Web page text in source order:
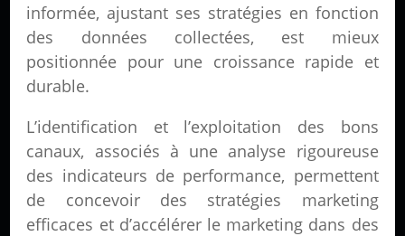
informée, ajustant ses stratégies en fonction
des données collectées, est mieux
positionnée pour une croissance rapide et
durable.
L’identification et l’exploitation des bons
canaux, associés à une analyse rigoureuse
des indicateurs de performance, permettent
de concevoir des stratégies marketing
efficaces et d’accélérer le marketing dans des